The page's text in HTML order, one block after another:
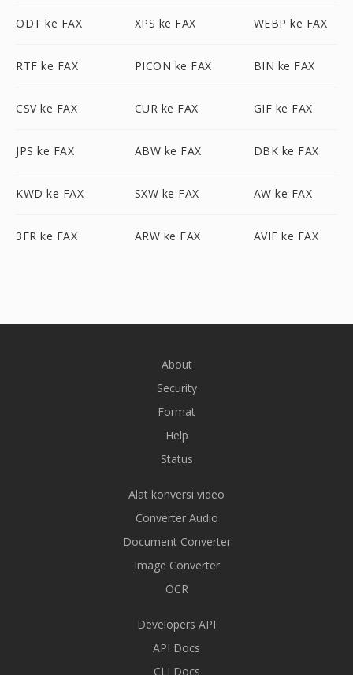
ODT ke FAX XPS ke FAX WEBP ke FAX
RTF ke FAX PICON ke FAX BIN ke FAX
CSV ke FAX CUR ke FAX GIF ke FAX
JPS ke FAX ABW ke FAX DBK ke FAX
KWD ke FAX SXW ke FAX AW ke FAX
3FR ke FAX ARW ke FAX AVIF ke FAX
About
Security
Format
Help
Status
Alat konversi video
Converter Audio
Document Converter
Image Converter
OCR
Developers API
API Docs
CLI Docs